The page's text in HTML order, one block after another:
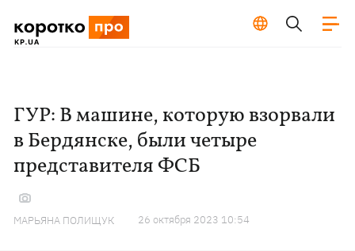
ГУР: В машине, которую взорвали
в Бердянске, были четыре
представителя ФСБ
МАРЬЯНА ПОЛИЩУК 26 октября 2023 10:54